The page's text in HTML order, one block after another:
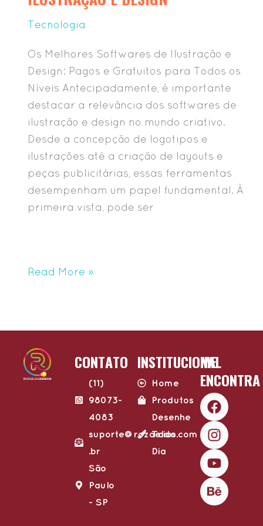
Tecnologia
Os Melhores Softwares de Ilustração e
Design: Pagos e Gratuitos para Todos os
Níveis Antecipadamente, é importante
destacar a relevância dos softwares de
ilustração e design no mundo criativo.
Desde a concepção de logotipos e
ilustrações até a criação de layouts e
peças publicitárias, essas ferramentas
desempenham um papel fundamental. À
primeira vista, pode ser
Read More »
CONTATO
(11)
98073-
4083
suporte@rozaelias.com​
.br
São
Paulo
- SP​
INSTITUCIONAL
Home
Produtos
Desenhe
Todo
Dia
ME
ENCONTRA
F
a
c
e
b
o
o
k
I
n
s
t
a
g
r
a
Y
o
u
t
u
b
e
B
e
h
a
n
c
e